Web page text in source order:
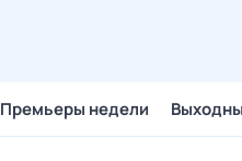
Премьеры недели